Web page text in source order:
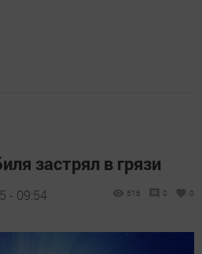
застрял в грязи
- 09:54 516 0 0